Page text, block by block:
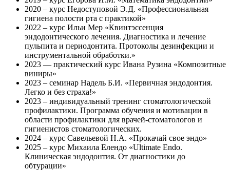
2020 – курс Недоступовой Э.Д. «Профессиональная
гигиена полости рта с практикой»
2022 – курс Ильи Мер «Квинтэссенция
эндодонтического лечения. Диагностика и лечение
пульпита и периодонтита. Протоколы дезинфекции и
инструментальной обработки.»
2023 — практический курс Ивана Рузина «Композитные
виниры»
2023 – семинар Надель Б.И. «Первичная эндодонтия.
Легко и без страха!»
2023 – индивидуальный тренинг стоматологической
профилактики. Программа обучения и мотивации в
области профилактики для врачей-стоматологов и
гигиенистов стоматологических.
2024 – курс Савельевой Н.А. «Прокачай свое эндо»
2025 – курс Михаила Елендо «Ultimate Endo.
Клиническая эндодонтия. От диагностики до
обтурации»